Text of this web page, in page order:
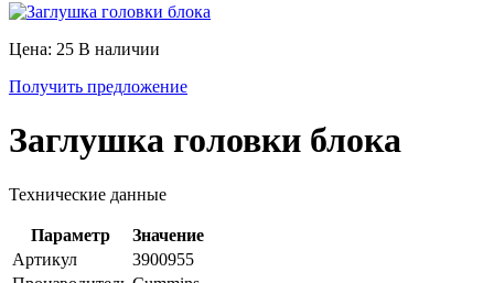
Цена: 25 В наличии
Получить предложение
Заглушка головки блока
Технические данные
Параметр
Значение
Артикул
3900955